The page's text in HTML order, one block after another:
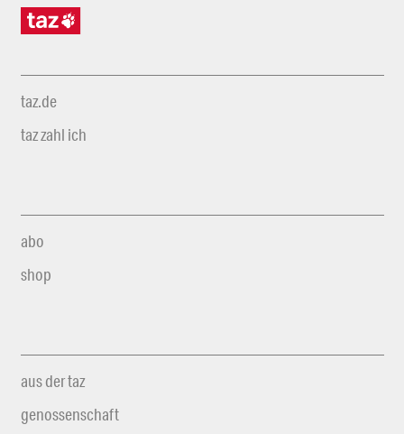
taz.de
taz zahl ich
abo
shop
aus der taz
genossenschaft